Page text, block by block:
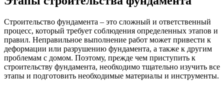
Строительство фундамента – это сложный и ответственный
процесс, который требует соблюдения определенных этапов и
правил. Неправильное выполнение работ может привести к
деформации или разрушению фундамента, а также к другим
проблемам с домом. Поэтому, прежде чем приступить к
строительству фундамента, необходимо тщательно изучить все
этапы и подготовить необходимые материалы и инструменты.